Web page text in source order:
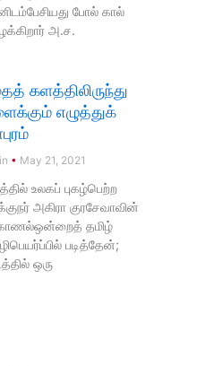
போல் கால்
அ.ச.
களத்திலிருந்து
எழுத்துக்
May 21, 2021
உலகப் புகழ்பெற்ற
அகிரா குரசேவாவின்
தமிழ்
படித்தேன்;
ஒரு